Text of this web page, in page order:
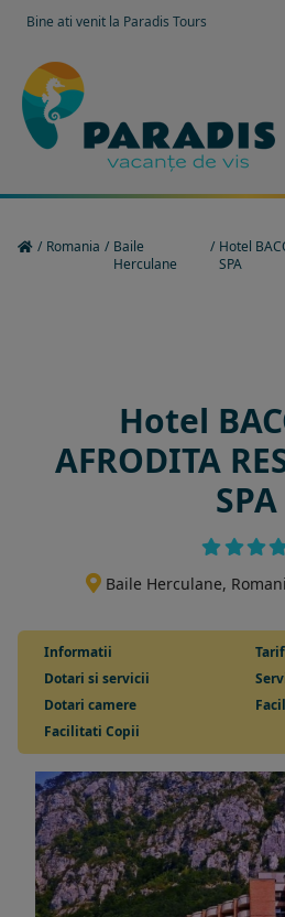
Bine ati venit la Paradis Tours
/ Romania / Baile
Herculane
/ Hotel
SPA
Hotel
AFRODITA
SPA
Baile Herculane,
Informatii
Dotari si servicii
Dotari camere
Facilitati Copii